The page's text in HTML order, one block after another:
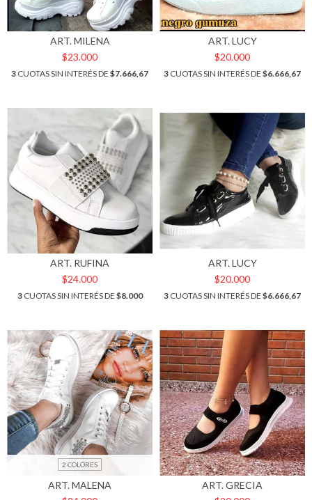
ART. MILENA
$23.000
3 CUOTAS SIN INTERÉS DE $7.666,67
ART. LUCY
$20.000
3 CUOTAS SIN INTERÉS DE $6.666,67
ART. RUFINA
$24.000
3CUOTAS SIN INTERÉS DE $8.000
ART. LUCY
$20.000
3 CUOTAS SIN INTERÉS DE $6.666,67
2 COLORES
ART. MALENA
ART. GRECIA